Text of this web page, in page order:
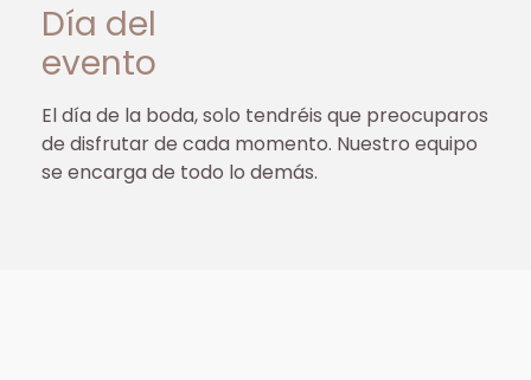
Día del
evento
El día de la boda, solo tendréis que preocuparos
de disfrutar de cada momento. Nuestro equipo
se encarga de todo lo demás.